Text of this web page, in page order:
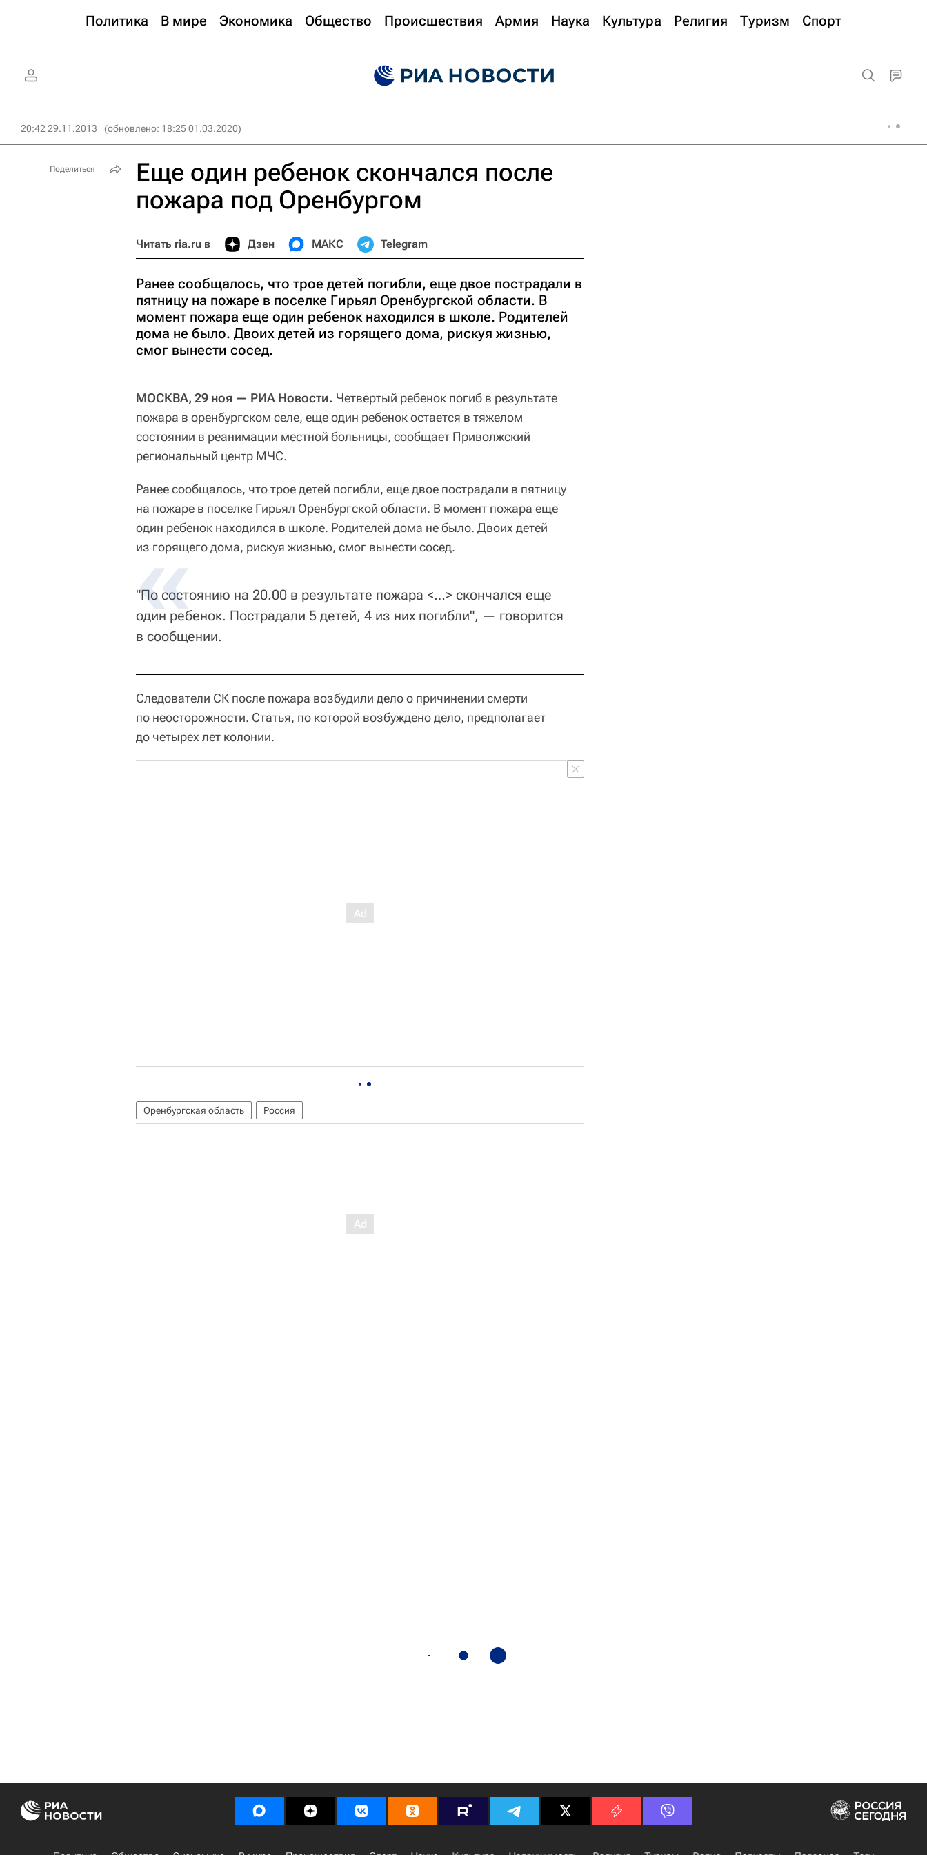
Политика В мире Экономика Общество Происшествия Армия Наука Культура Религия Туризм Спорт
20:42 29.11.2013 (обновлено: 18:25 01.03.2020)
Еще один ребенок скончался после
пожара под Оренбургом
Читать ria.ru в Дзен МАКС Telegram
Ранее сообщалось, что трое детей погибли, еще двое пострадали в
пятницу на пожаре в поселке Гирьял Оренбургской области. В
момент пожара еще один ребенок находился в школе. Родителей
дома не было. Двоих детей из горящего дома, рискуя жизнью,
смог вынести сосед.
МОСКВА, 29 ноя — РИА Новости. Четвертый ребенок погиб в результате
пожара в оренбургском селе, еще один ребенок остается в тяжелом
состоянии в реанимации местной больницы, сообщает Приволжский
региональный центр МЧС.
Ранее сообщалось, что трое детей погибли, еще двое пострадали в пятницу
на пожаре в поселке Гирьял Оренбургской области. В момент пожара еще
один ребенок находился в школе. Родителей дома не было. Двоих детей
из горящего дома, рискуя жизнью, смог вынести сосед.
"По состоянию на 20.00 в результате пожара <…> скончался еще
один ребенок. Пострадали 5 детей, 4 из них погибли", — говорится
в сообщении.
Следователи СК после пожара возбудили дело о причинении смерти
по неосторожности. Статья, по которой возбуждено дело, предполагает
до четырех лет колонии.
Оренбургская область Россия
Поделиться